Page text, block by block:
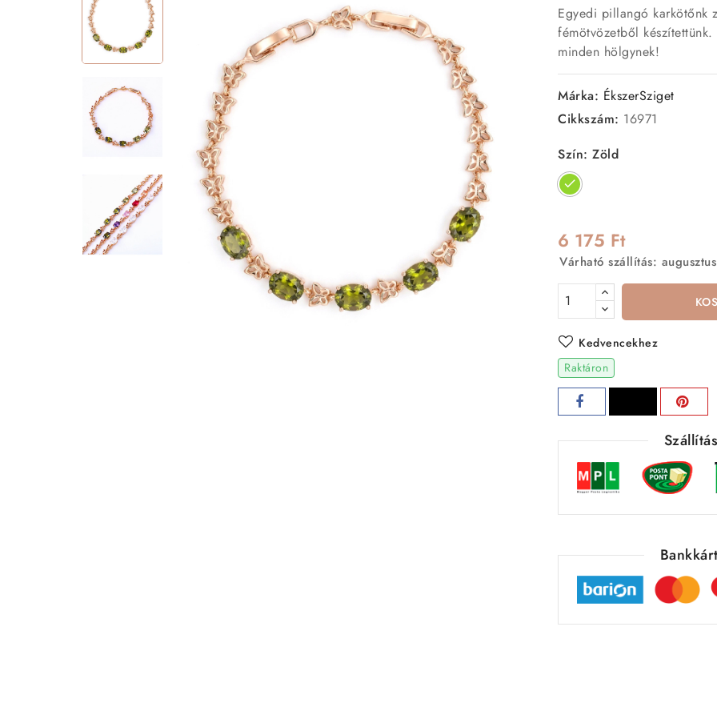
Egyedi pillangó karkötőnk
fémötvözetből
minden hölgynek!
Márka: ÉkszerSziget
Cikkszám: 16971
Szín: Zöld
Zöld
6 175 Ft
Várható szállítás:
Kedvencekhez
Raktáron